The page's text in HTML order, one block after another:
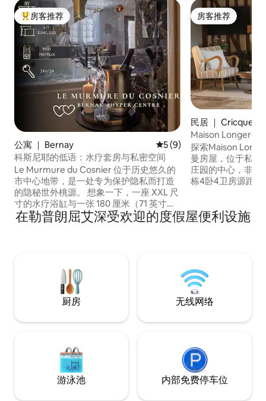
热门「房客推荐」
房客推荐
公寓 ｜ Bernay 平均评分 5 分（满分 5 分）
5 (9)
科斯尼耶的低语：水疗套房与私密空间
Le Murmure du Cosnier 位于历史悠久的
市中心地带，是一处专为保护隐私而打造
的隐秘世外桃源。 想象一下，一座 XXL 尺
寸的水疗浴缸与一张 180 厘米（71 英寸）
的特大号床相映成趣，每一个细节都旨在
让您放松身心。 在光影之间，您将发现一
产品。 这处高端、私密的房源适合度过难
忘的假期，距离火车站仅有 10 分钟步行路
房客推荐
房客推荐
民居 ｜
Maison Longere -
探索Maison
曼房屋，位于私
庄园的中心，非常
栋4卧4卫房源距
诺曼的魅力相结合
台、私人花园、
在勒普朗屈艾深受欢迎的度假屋便利设施
厨房 无线网络
游泳池 内部免费停车位